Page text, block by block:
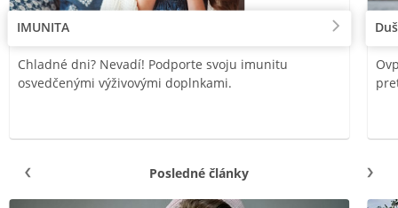
IMUNITA
Chladné dni? Nevadí! Podporte svoju imunitu
osvedčenými výživovými doplnkami.
Posledné články